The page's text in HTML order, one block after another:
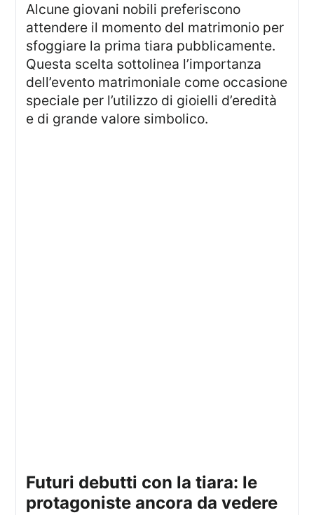
Alcune giovani nobili preferiscono
attendere il momento del matrimonio per
sfoggiare la prima tiara pubblicamente.
Questa scelta sottolinea l’importanza
dell’evento matrimoniale come occasione
speciale per l’utilizzo di gioielli d’eredità
e di grande valore simbolico.
futuri debutti con la tiara: le
protagoniste ancora da vedere